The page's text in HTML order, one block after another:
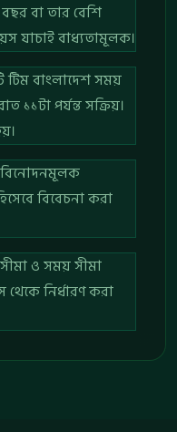
বা তার বেশি
যাচাই বাধ্যতামূলক।
টিম বাংলাদেশ সময়
১১টা পর্যন্ত সক্রিয়।
বিবেচনা করা
ও সময় সীমা
নির্ধারণ করা